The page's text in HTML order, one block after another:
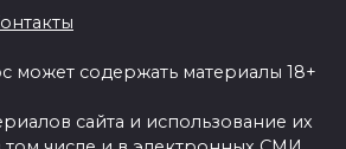
может содержать материалы 18+
сайта и использование их